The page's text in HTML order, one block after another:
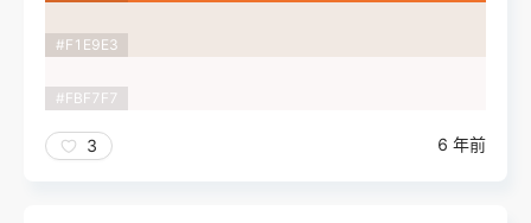
#F1E9E3
#FBF7F7
3 6 年前